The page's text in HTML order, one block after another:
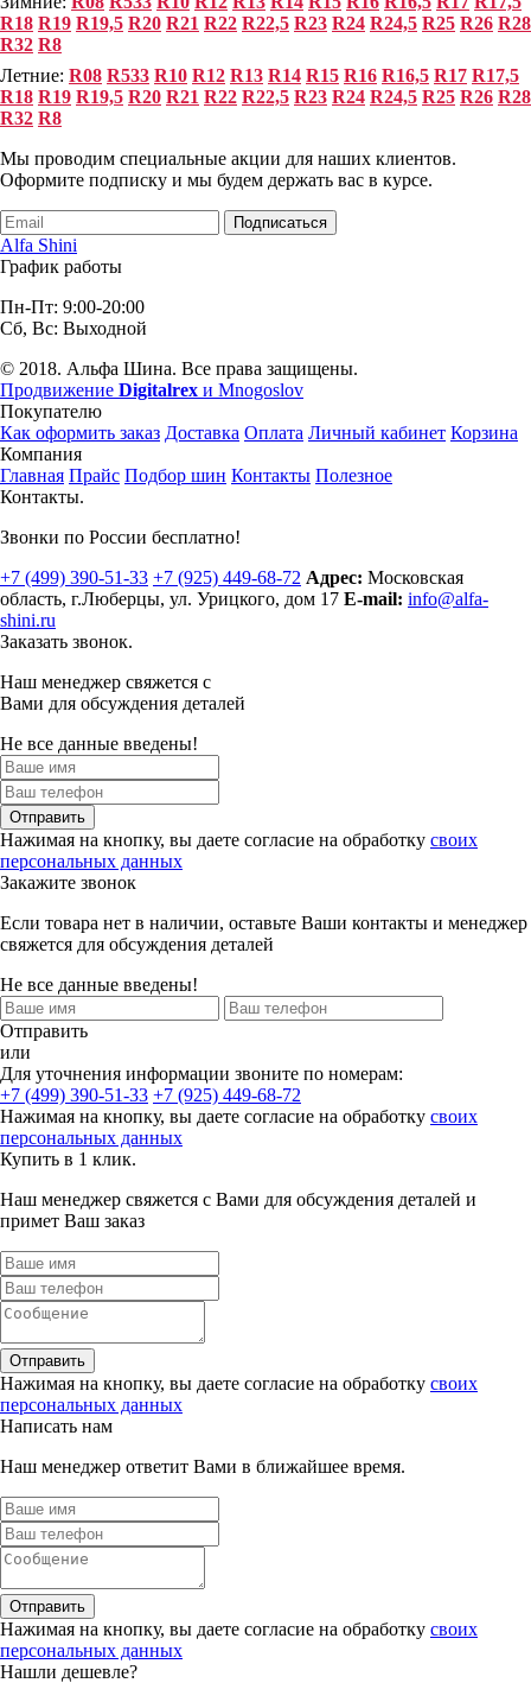
R18 R19 R19,5 R20 R21 R22 R22,5 R23 R24 R24,5 R25 R26 R28
R32 R8
Летние: R08 R533 R10 R12 R13 R14 R15 R16 R16,5 R17 R17,5
R18 R19 R19,5 R20 R21 R22 R22,5 R23 R24 R24,5 R25 R26 R28
R32 R8
Мы проводим специальные акции для наших клиентов.
Оформите подписку и мы будем держать вас в курсе.
Подписаться
Alfa Shini
График работы
Пн-Пт: 9:00-20:00
Сб, Вс: Выходной
© 2018. Альфа Шина. Все права защищены.
Продвижение Digitalrex и Mnogoslov
Покупателю
Как оформить заказ Доставка Оплата Личный кабинет Корзина
Компания
Главная Прайс Подбор шин Контакты Полезное
Контакты.
Звонки по России бесплатно!
+7 (499) 390-51-33 +7 (925) 449-68-72 Адрес: Московская
область, г.Люберцы, ул. Урицкого, дом 17 E-mail: info@alfa-
shini.ru
Заказать звонок.
Наш менеджер свяжется с
Вами для обсуждения деталей
Не все данные введены!
Отправить
Нажимая на кнопку, вы даете согласие на обработку своих
персональных данных
Закажите звонок
Если товара нет в наличии, оставьте Ваши контакты и менеджер
свяжется для обсуждения деталей
Не все данные введены!
Отправить
или
Для уточнения информации звоните по номерам:
+7 (499) 390-51-33 +7 (925) 449-68-72
Нажимая на кнопку, вы даете согласие на обработку своих
персональных данных
Купить в 1 клик.
Наш менеджер свяжется с Вами для обсуждения деталей и
примет Ваш заказ
Отправить
Нажимая на кнопку, вы даете согласие на обработку своих
персональных данных
Написать нам
Наш менеджер ответит Вами в ближайшее время.
Отправить
Нажимая на кнопку, вы даете согласие на обработку своих
персональных данных
Нашли дешевле?